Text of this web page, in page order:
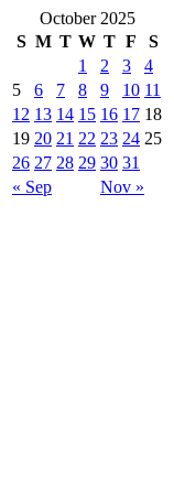
October 2025
S M T W T F S
« Sep Nov »
1 2 3
4
5
6 7 8 9 10 11
12 13 14 15 16 17 18
19 20 21 22 23 24 25
26 27 28 29 30 31